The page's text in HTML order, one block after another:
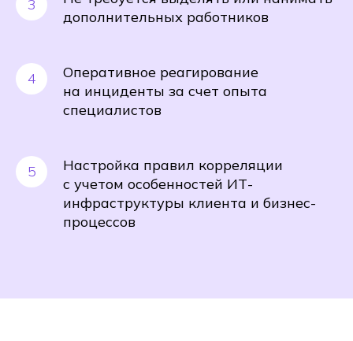
дополнительных работников
Оперативное реагирование
на инциденты за счет опыта
специалистов
Настройка правил корреляции
с учетом особенностей ИТ-
инфраструктуры клиента и бизнес-
процессов